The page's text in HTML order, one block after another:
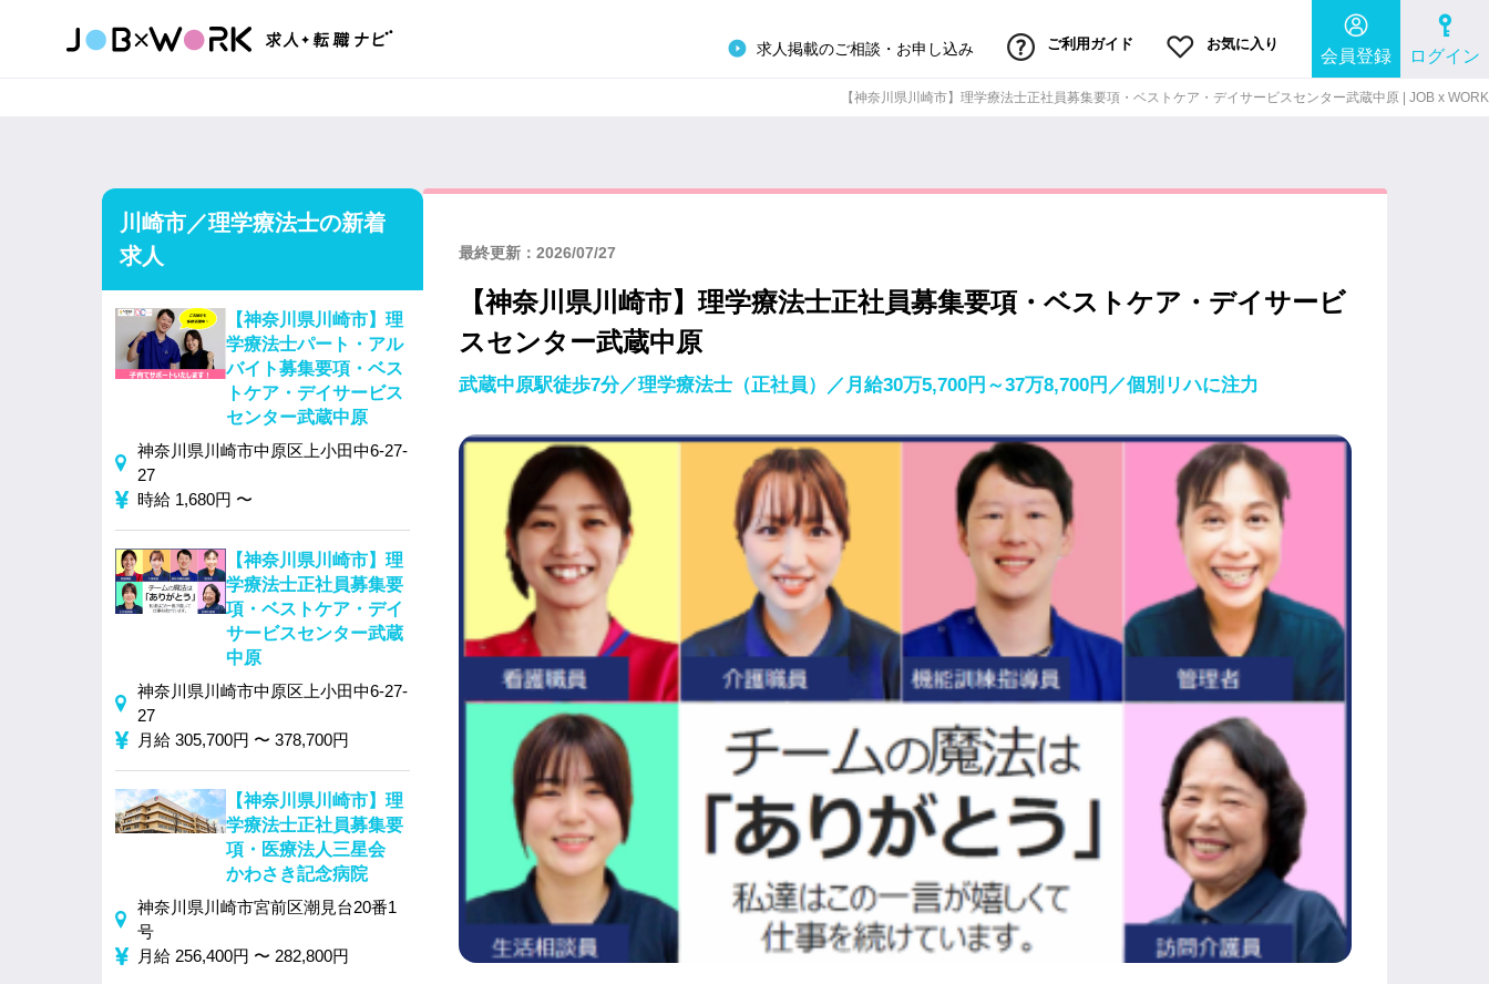
求人掲載のご相談・お申し込み ご利用ガイド お気に入り
会員登録 ログイン
【神奈川県川崎市】理学療法士正社員募集要項・ベストケア・デイサービスセンター武蔵中原 | JOB x WORK
最終更新：2026/07/27
【神奈川県川崎市】理学療法士正社員募集要項・ベストケア・デイサービ
スセンター武蔵中原
武蔵中原駅徒歩7分／理学療法士（正社員）／月給30万5,700円～37万8,700円／個別リハに注力
川崎市／理学療法士の新着
求人
【神奈川県川崎市】理
学療法士パート・アル
バイト募集要項・ベス
トケア・デイサービス
センター武蔵中原
神奈川県川崎市中原区上小田中6-27-
27
時給 1,680円 〜
【神奈川県川崎市】理
学療法士正社員募集要
項・ベストケア・デイ
サービスセンター武蔵
中原
神奈川県川崎市中原区上小田中6-27-
27
月給 305,700円 〜 378,700円
【神奈川県川崎市】理
学療法士正社員募集要
項・医療法人三星会
かわさき記念病院
神奈川県川崎市宮前区潮見台20番1
号
月給 256,400円 〜 282,800円